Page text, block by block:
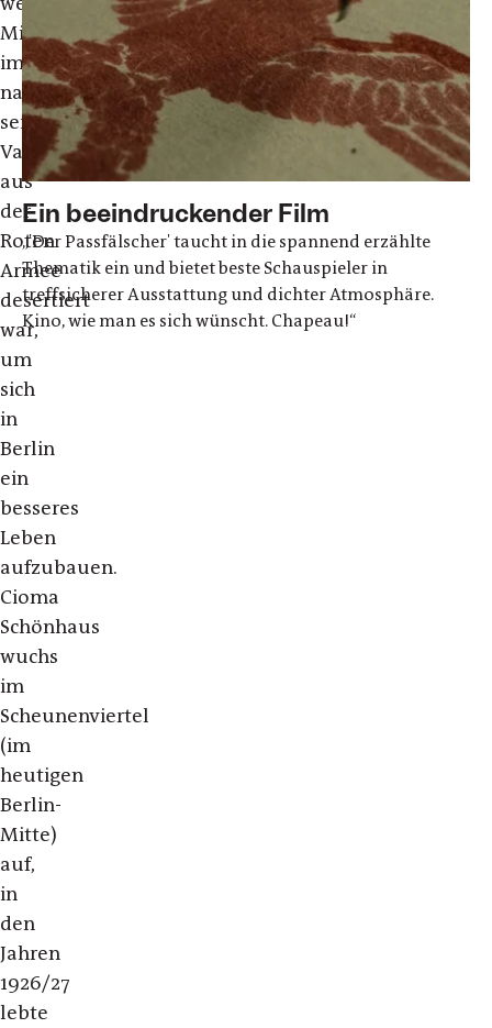
Minsk
immigriert,
nachdem
sein
Vater
aus
der
Roten
Armee
desertiert
war,
um
sich
in
Berlin
ein
besseres
Leben
aufzubauen.
Cioma
Schönhaus
wuchs
im
Scheunenviertel
(im
heutigen
Berlin-
Mitte)
auf,
in
den
Jahren
1926/27
lebte
Ein beeindruckender Film
„'Der Passfälscher' taucht in die spannend erzählte
Thematik ein und bietet beste Schauspieler in
treffsicherer Ausstattung und dichter Atmosphäre.
Kino, wie man es sich wünscht. Chapeau!“